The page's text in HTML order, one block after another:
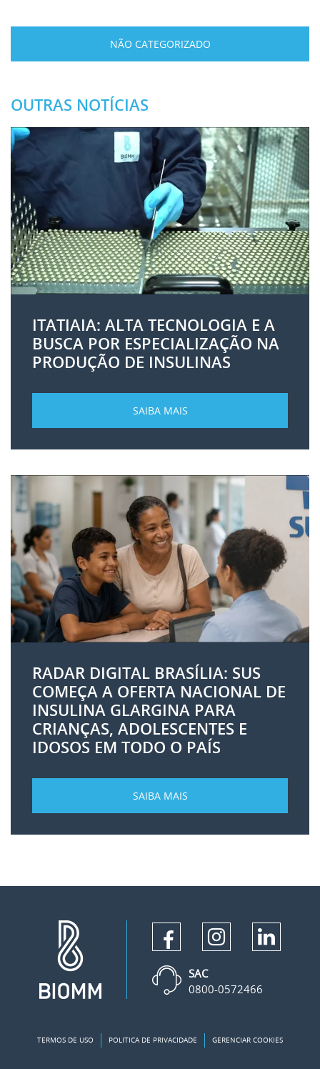
NÃO CATEGORIZADO
OUTRAS NOTÍCIAS
ITATIAIA: ALTA TECNOLOGIA E A
BUSCA POR ESPECIALIZAÇÃO NA
PRODUÇÃO DE INSULINAS
SAIBA MAIS
RADAR DIGITAL BRASÍLIA: SUS
COMEÇA A OFERTA NACIONAL DE
INSULINA GLARGINA PARA
CRIANÇAS, ADOLESCENTES E
IDOSOS EM TODO O PAÍS
SAIBA MAIS
SAC
0800-0572466
TERMOS DE USO POLITICA DE PRIVACIDADE GERENCIAR COOKIES